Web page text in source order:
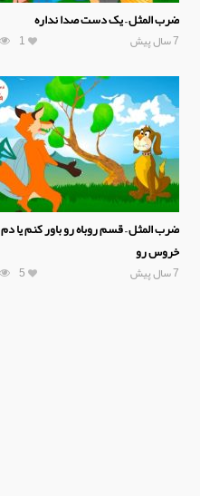
ضرب المثل – یک دست صدا نداره
7 سال پیش 1
ضرب المثل – قسم روباه رو باور کنم یا دم
خروس رو
7 سال پیش 5